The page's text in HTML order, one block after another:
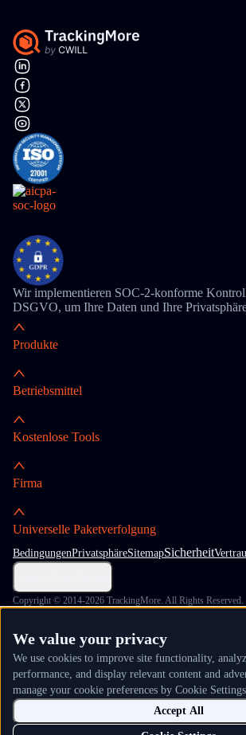
Wir implementieren SOC-2-konforme
DSGVO, um Ihre Daten und Ihre
Produkte
Betriebsmittel
Kostenlose Tools
Firma
Universelle Paketverfolgung
BedingungenPrivatsphäreSitemapSicherheit
Copyright © 2014-2026 TrackingMore. All Rights Reserved.
We value your privacy
We use cookies to improve site functionality,
performance, and display relevant content and
manage your cookie preferences by Cookie
Accept All